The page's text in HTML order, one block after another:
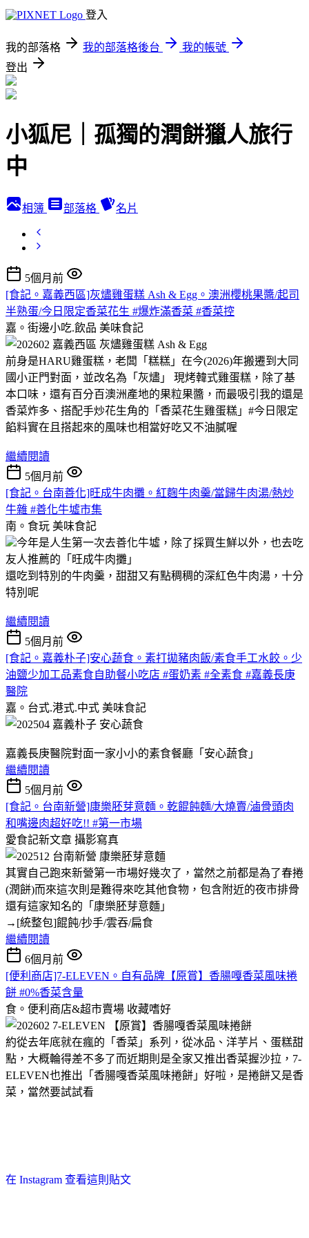
登入
我的部落格 我的部落格後台
我的帳號
登出
小狐尼｜孤獨的潤餅獵人旅行
中
相簿 部落格 名片
5個月前
[食記。嘉義西區]灰燼雞蛋糕 Ash & Egg。澳洲櫻桃果醬/起司
半熟蛋/今日限定香菜花生 #爆炸滿香菜 #香菜控
嘉。街邊小吃.飲品 美味食記
前身是HARU雞蛋糕，老闆「糕糕」在今(2026)年搬遷到大同
國小正門對面，並改名為「灰燼」 現烤韓式雞蛋糕，除了基
本口味，還有百分百澳洲產地的果粒果醬，而最吸引我的還是
香菜炸多、搭配手炒花生角的「香菜花生雞蛋糕」#今日限定
餡料實在且搭起來的風味也相當好吃又不油膩喔
繼續閱讀
5個月前
[食記。台南善化]旺成牛肉攤。紅麴牛肉羹/當歸牛肉湯/熱炒
牛雜 #善化牛墟市集
南。食玩 美味食記
今年是人生第一次去善化牛墟，除了採買生鮮以外，也去吃
友人推薦的「旺成牛肉攤」
還吃到特別的牛肉羹，甜甜又有點稠稠的深紅色牛肉湯，十分
特別呢
繼續閱讀
5個月前
[食記。嘉義朴子]安心蔬食。素打拋豬肉飯/素食手工水餃。少
油鹽少加工品素食自助餐小吃店 #蛋奶素 #全素食 #嘉義長庚
醫院
嘉。台式.港式.中式 美味食記
嘉義長庚醫院對面一家小小的素食餐廳「安心蔬食」
繼續閱讀
5個月前
[食記。台南新營]康樂胚芽意麵。乾餛飩麵/大燒賣/滷骨頭肉
和嘴邊肉超好吃!! #第一市場
愛食記新文章 攝影寫真
其實自己跑來新營第一市場好幾次了，當然之前都是為了春捲
(潤餅)而來這次則是難得來吃其他食物，包含附近的夜市排骨
還有這家知名的「康樂胚芽意麵」
→[統整包]餛飩/抄手/雲吞/扁食
繼續閱讀
6個月前
[便利商店]7-ELEVEN。自有品牌【原賞】香腸嘎香菜風味捲
餅 #0%香菜含量
食。便利商店&超市賣場 收藏嗜好
約從去年底就在瘋的「香菜」系列，從冰品、洋芋片、蛋糕甜
點，大概輪得差不多了而近期則是全家又推出香菜握沙拉，7-
ELEVEN也推出「香腸嘎香菜風味捲餅」好啦，是捲餅又是香
菜，當然要試試看
在 Instagram 查看這則貼文